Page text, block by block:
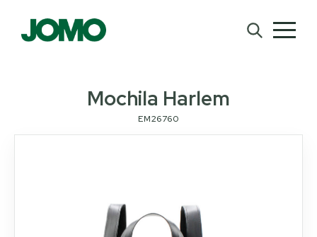
Mochila Harlem
EM26760